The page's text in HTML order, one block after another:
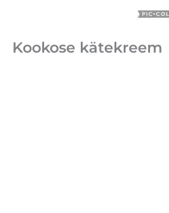
Kookose kätekreem